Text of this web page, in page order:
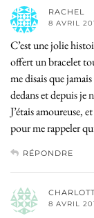
RACHEL
8 AVRIL
C’est une jolie
offert un bracelet
me disais que
dedans et depuis je
J’étais amoureuse,
pour me rappeler
RÉPONDRE
8 AVRIL